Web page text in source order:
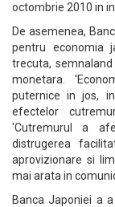
octombrie 2010 in
De asemenea,
pentru economia
trecuta,
monetara.
puternice in jos,
efectelor
'Cutremurul a
distrugerea
aprovizionare si
mai arata in
Banca Japoniei a